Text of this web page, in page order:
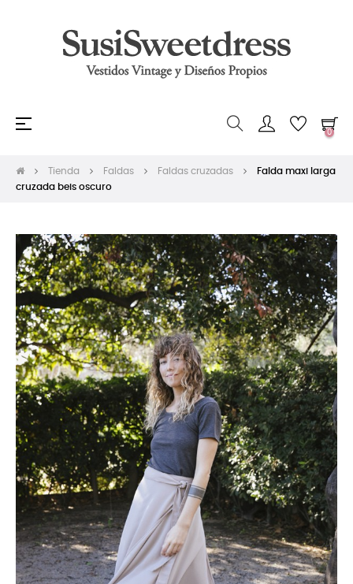
Navegación
☰
0
Tienda Faldas Faldas cruzadas
Falda maxi larga
cruzada beis oscuro